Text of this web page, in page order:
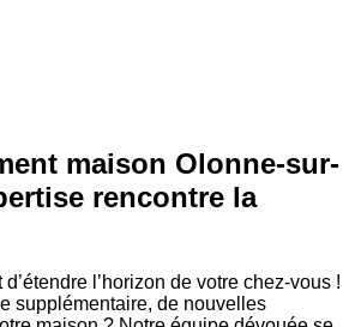
maison Olonne-sur-
rencontre la
l’horizon de votre chez-vous !
supplémentaire, de nouvelles